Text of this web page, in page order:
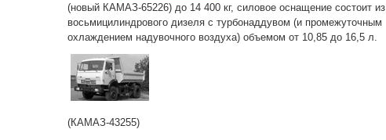
(новый КАМАЗ-65226) до 14 400 кг, силовое оснащение состоит из
восьмицилиндрового дизеля с турбонаддувом (и промежуточным
охлаждением надувочного воздуха) объемом от 10,85 до 16,5 л.
(КАМАЗ-43255)